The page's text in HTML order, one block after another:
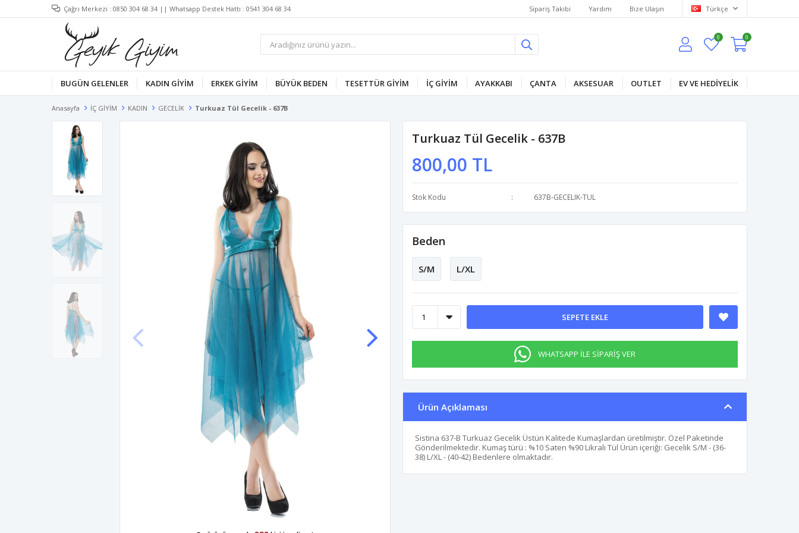
Çağrı Merkezi : 0850 304 68 34 || Whatsapp Destek Hattı : 0541 304 68 34 Sipariş Takibi Yardım Bize Ulaşın Türkçe
0 0
BUGÜN GELENLER KADIN GİYİM ERKEK GİYİM BÜYÜK BEDEN TESETTÜR GİYİM İÇ GİYİM AYAKKABI ÇANTA AKSESUAR OUTLET EV VE HEDİYELİK
Anasayfa İÇ GİYİM KADIN GECELİK Turkuaz Tül Gecelik - 637B
Turkuaz Tül Gecelik - 637B
800,00 TL
Stok Kodu 637B-GECELIK-TUL
Beden
S/M L/XL
SEPETE EKLE
WHATSAPP İLE SİPARİŞ VER
Ürün Açıklaması
Sistina 637-B Turkuaz Gecelik Üstün Kalitede Kumaşlardan üretilmiştir. Özel Paketinde
Gönderilmektedir. Kumaş türü : %10 Saten %90 Likralı Tül Ürün içeriği: Gecelik S/M - (36-
38) L/XL - (40-42) Bedenlere olmaktadır.